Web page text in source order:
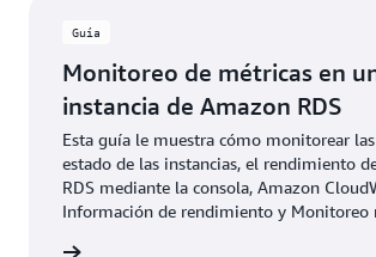
Guía
Monitoreo de métricas en
instancia de Amazon RDS
Esta guía le muestra cómo monitorear
estado de las instancias, el rendimiento
RDS mediante la consola, Amazon
Información de rendimiento y Monitoreo